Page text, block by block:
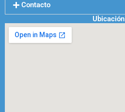
Contacto
Ubicación